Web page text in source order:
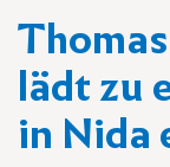
lädt zu
in Nida